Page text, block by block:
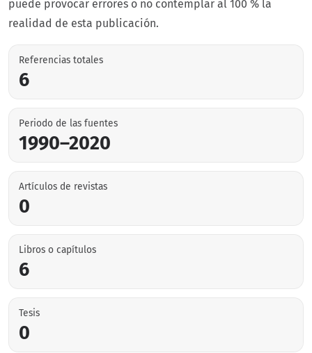
puede provocar errores o no contemplar al 100 % la
realidad de esta publicación.
Referencias totales
6
Periodo de las fuentes
1990–2020
Artículos de revistas
0
Libros o capítulos
6
Tesis
0